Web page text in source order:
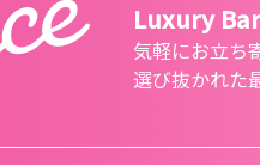
Luxury
気軽にお立ち
選び抜かれた